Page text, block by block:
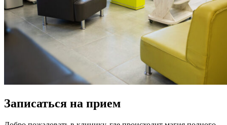
Записаться на прием